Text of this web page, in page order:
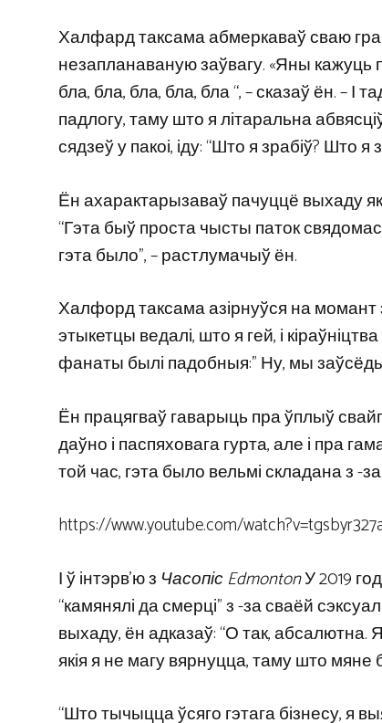
Халфард таксама абмеркаваў сваю
незапланаваную заўвагу. «Яны кажуць
бла, бла, бла, бла, бла “, – сказаў ён. –
падлогу, таму што я літаральна
сядзеў у пакоі, іду: “Што я зрабіў? Што
Ён ахарактарызаваў пачуццё выхаду
“Гэта быў проста чысты паток
гэта было”, – растлумачыў ён.
Халфорд таксама азірнуўся на момант
этыкетцы ведалі, што я гей, і
фанаты былі падобныя:” Ну, мы
Ён працягваў гаварыць пра ўплыў
даўно і паспяховага гурта, але і пра
той час, гэта было вельмі складана з -
https://www.youtube.com/
І ў інтэрв’ю з Часопіс EdmontonУ 2019
“камянялі да смерці” з -за сваёй
выхаду, ён адказаў: “О так,
якія я не магу вярнуцца, таму што мяне
“Што тычыцца ўсяго гэтага бізнесу, я